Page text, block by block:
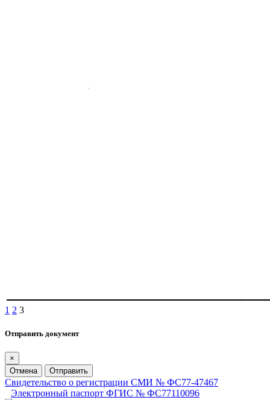
1 2 3
Отправить документ
×
Отмена
Отправить
Свидетельство о регистрации СМИ № ФС77-47467
Электронный паспорт ФГИС № ФС77110096